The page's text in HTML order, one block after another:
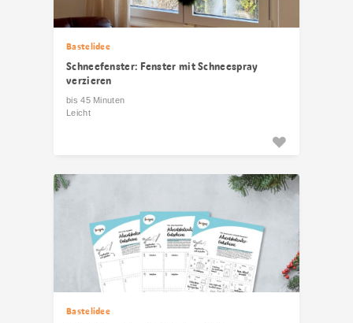
Bastelidee
Schneefenster: Fenster mit Schneespray
verzieren
bis 45 Minuten
Leicht
Bastelidee